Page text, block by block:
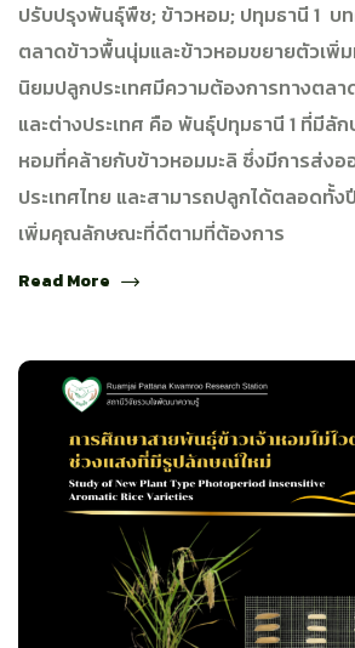
ปรับปรุงพันธุ์พืช; ข้าวหอม; ปทุมธานี
ตลาดข้าวพื้นนุ่มและข้าวหอมขยายตัวเพิ่
นิยมปลูกประเทศมีความต้องการทางตลา
และต่างประเทศ คือ พันธุ์ปทุมธานี 1 ที่มีลั
หอมที่คล้ายกับข้าวหอมมะลิ ซึ่งมีการส่งอ
ประเทศไทย และสามารถปลูกได้ตลอดทั้
เพิ่มคุณลักษณะที่ดีตามที่ต้องการ
Read More